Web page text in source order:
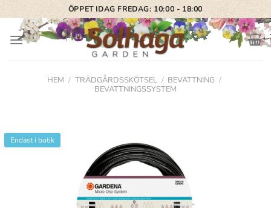
Skip
to
content
ÖPPET IDAG FREDAG: 10:00 - 18:00
HEM / TRÄDGÅRDSSKÖTSEL / BEVATTNING /
BEVATTNINGSSYSTEM
Endast i butik